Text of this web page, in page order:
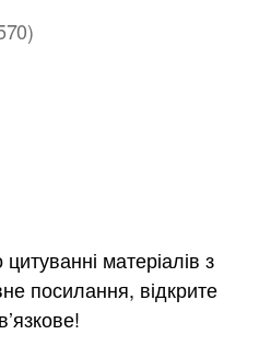
матеріалів з
посилання, відкрите